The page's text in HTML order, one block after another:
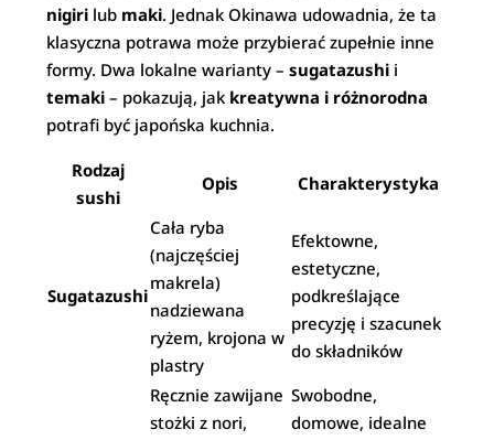
nigiri lub maki. Jednak Okinawa udowadnia, że ta
klasyczna potrawa może przybierać zupełnie inne
formy. Dwa lokalne warianty –sugatazushi i
temaki – pokazują, jak kreatywna i różnorodna
potrafi być japońska kuchnia.
Rodzaj
sushi
Opis Charakterystyka
Sugatazushi
Cała ryba
(najczęściej
makrela)
nadziewana
ryżem, krojona w
plastry
Efektowne,
estetyczne,
podkreślające
precyzję i szacunek
do składników
Ręcznie zawijane
stożki z nori,
Swobodne,
domowe, idealne